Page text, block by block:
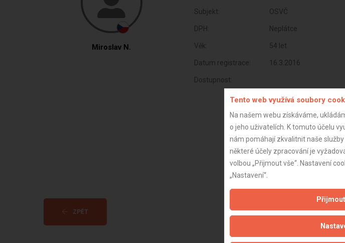
Miroslav N.
Subjekt: OSVČ
DPH: Neplátce
Věk: 54 let
Datum registrace: 16.3.2016
Dostupnost:
ZPĚT
Tento web využívá soubory
Na našem webu získáváme,
o jeho uživatelích. K tomuto účelu
nám pomáhají zkvalitnit naše
některé účely zpracování je
volbou „Přijmout vše“. Nastavení
„Nastavení“.